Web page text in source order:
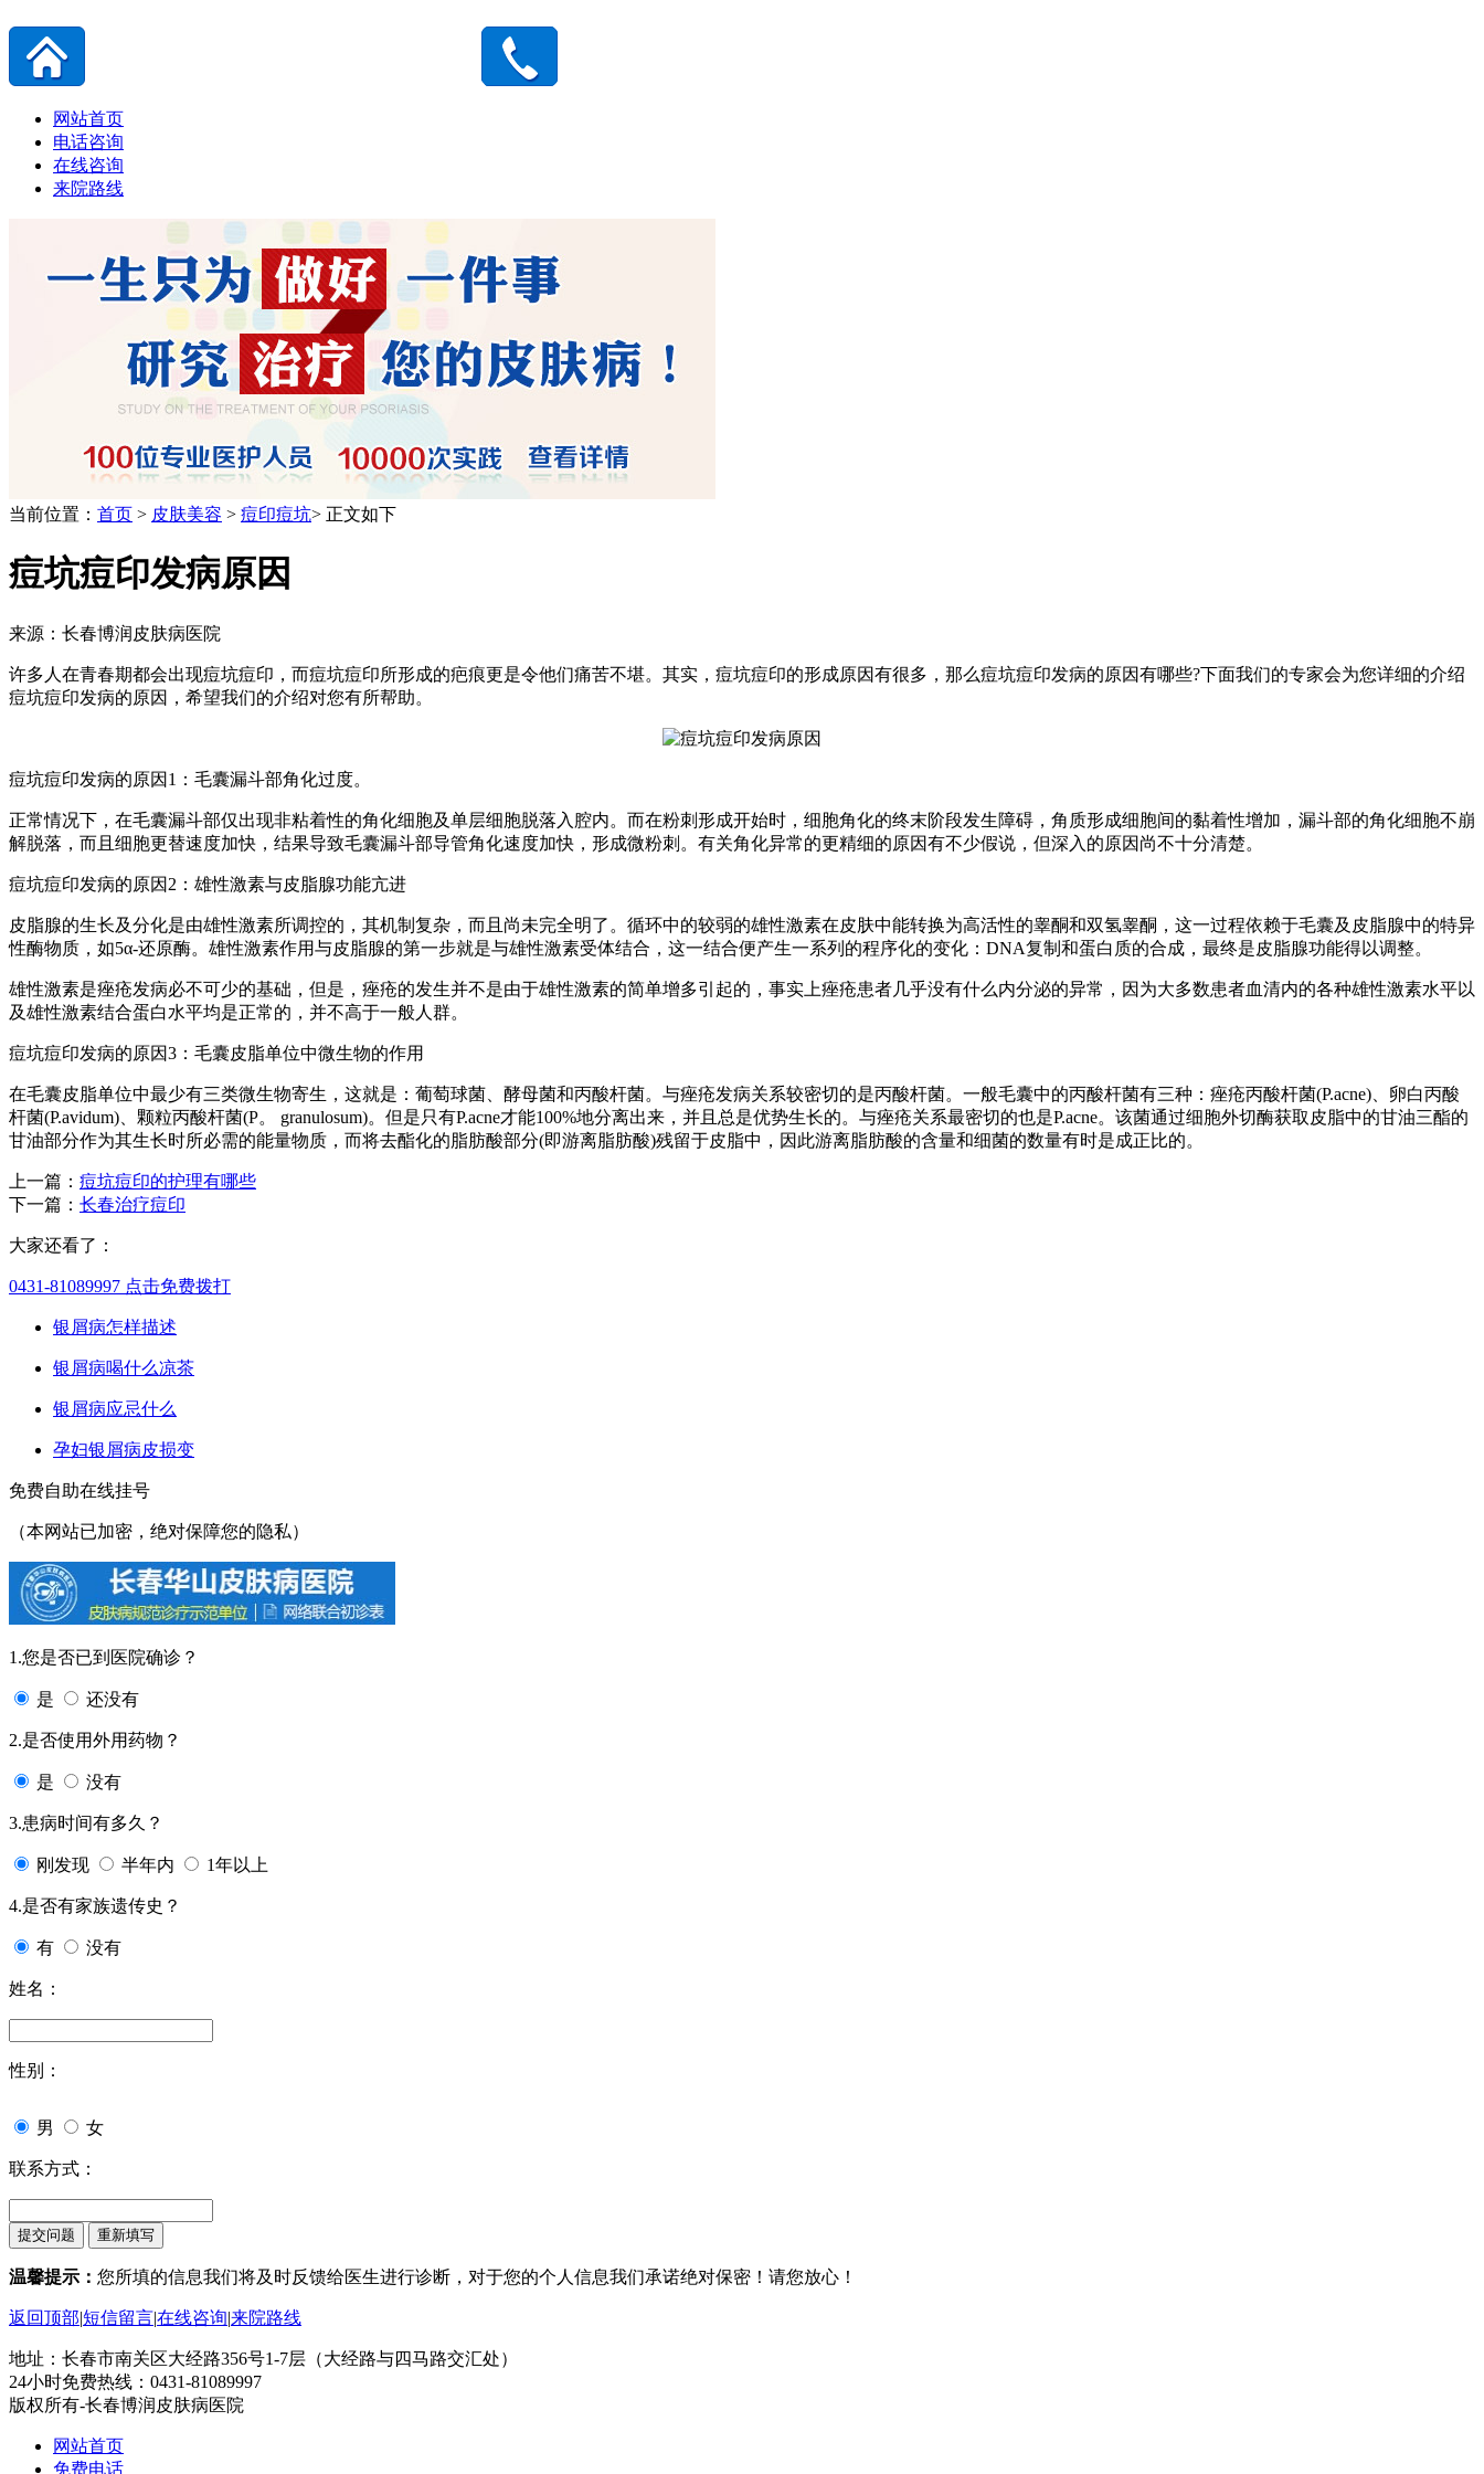
网站首页
电话咨询
在线咨询
来院路线
当前位置： 首页 > 皮肤美容 > 痘印痘坑> 正文如下
痘坑痘印发病原因
来源：长春博润皮肤病医院
许多人在青春期都会出现痘坑痘印，而痘坑痘印所形成的疤痕更是令他们痛苦不堪。其实，痘坑痘印的形成原因有很多，那么痘坑痘印发病的原因有哪些?下面我们的专家会为您详细的介绍
痘坑痘印发病的原因，希望我们的介绍对您有所帮助。
痘坑痘印发病的原因1：毛囊漏斗部角化过度。
正常情况下，在毛囊漏斗部仅出现非粘着性的角化细胞及单层细胞脱落入腔内。而在粉刺形成开始时，细胞角化的终末阶段发生障碍，角质形成细胞间的黏着性增加，漏斗部的角化细胞不崩
解脱落，而且细胞更替速度加快，结果导致毛囊漏斗部导管角化速度加快，形成微粉刺。有关角化异常的更精细的原因有不少假说，但深入的原因尚不十分清楚。
痘坑痘印发病的原因2：雄性激素与皮脂腺功能亢进
皮脂腺的生长及分化是由雄性激素所调控的，其机制复杂，而且尚未完全明了。循环中的较弱的雄性激素在皮肤中能转换为高活性的睾酮和双氢睾酮，这一过程依赖于毛囊及皮脂腺中的特异
性酶物质，如5α-还原酶。雄性激素作用与皮脂腺的第一步就是与雄性激素受体结合，这一结合便产生一系列的程序化的变化：DNA复制和蛋白质的合成，最终是皮脂腺功能得以调整。
雄性激素是痤疮发病必不可少的基础，但是，痤疮的发生并不是由于雄性激素的简单增多引起的，事实上痤疮患者几乎没有什么内分泌的异常，因为大多数患者血清内的各种雄性激素水平以
及雄性激素结合蛋白水平均是正常的，并不高于一般人群。
痘坑痘印发病的原因3：毛囊皮脂单位中微生物的作用
在毛囊皮脂单位中最少有三类微生物寄生，这就是：葡萄球菌、酵母菌和丙酸杆菌。与痤疮发病关系较密切的是丙酸杆菌。一般毛囊中的丙酸杆菌有三种：痤疮丙酸杆菌(P.acne)、卵白丙酸
杆菌(P.avidum)、颗粒丙酸杆菌(P。 granulosum)。但是只有P.acne才能100%地分离出来，并且总是优势生长的。与痤疮关系最密切的也是P.acne。该菌通过细胞外切酶获取皮脂中的甘油三酯的
甘油部分作为其生长时所必需的能量物质，而将去酯化的脂肪酸部分(即游离脂肪酸)残留于皮脂中，因此游离脂肪酸的含量和细菌的数量有时是成正比的。
上一篇： 痘坑痘印的护理有哪些
下一篇： 长春治疗痘印
大家还看了：
0431-81089997 点击免费拨打
银屑病怎样描述
银屑病喝什么凉茶
银屑病应忌什么
孕妇银屑病皮损变
免费自助在线挂号
（本网站已加密，绝对保障您的隐私）
1.您是否已到医院确诊？
是 还没有
2.是否使用外用药物？
是 没有
3.患病时间有多久？
刚发现 半年内 1年以上
4.是否有家族遗传史？
有 没有
姓名：
性别：
男 女
联系方式：
温馨提示： 您所填的信息我们将及时反馈给医生进行诊断，对于您的个人信息我们承诺绝对保密！请您放心！
返回顶部|短信留言|在线咨询|来院路线
地址：长春市南关区大经路356号1-7层（大经路与四马路交汇处）
24小时免费热线：0431-81089997
版权所有-长春博润皮肤病医院
网站首页
免费电话